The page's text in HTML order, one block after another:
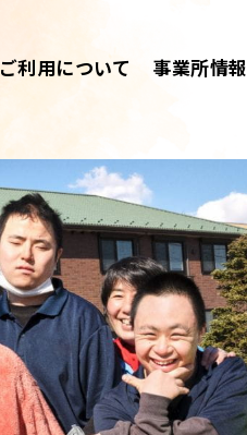
ご利用について 事業所情報